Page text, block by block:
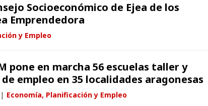
Socioeconómico de Ejea de los
Emprendedora
y Empleo
pone en marcha 56 escuelas taller y
empleo en 35 localidades aragonesas
| Economía, Planificación y Empleo